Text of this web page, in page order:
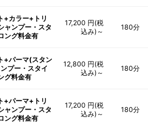
+カラー+トリ
ャンプー・スタ
ング料金有
17,200 円(税
込み)～
180分
+パーマ(スタン
プー・スタイ
グ料金有
12,800 円(税
込み)～
180分
+パーマ+トリ
ャンプー・スタ
ング料金有
17,200 円(税
込み)～
180分